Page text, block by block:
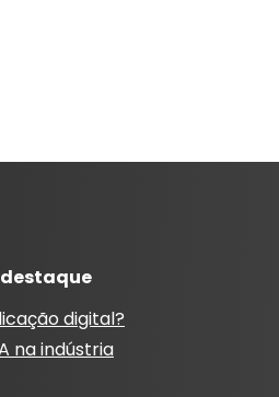
digital?
​​na indústria